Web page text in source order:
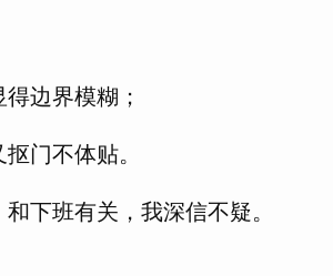
边界模糊；
门不体贴。
下班有关，我深信不疑。